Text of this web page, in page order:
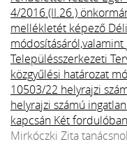
4/2016.(II.26.)
mellékletét képező
Településszerkezeti
közgyűlési határozat
10503/22 helyrajzi
helyrajzi számú
kapcsán Két
Mirkóczki Zita